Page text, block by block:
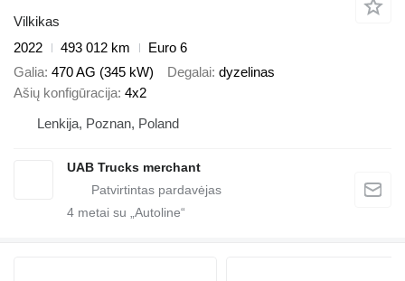
Vilkikas
2022
493 012 km
Euro 6
Galia 470 AG (345 kW) Degalai dyzelinas
Ašių konfigūracija 4x2
Lenkija, Poznan, Poland
UAB Trucks merchant
4 metai su „Autoline“